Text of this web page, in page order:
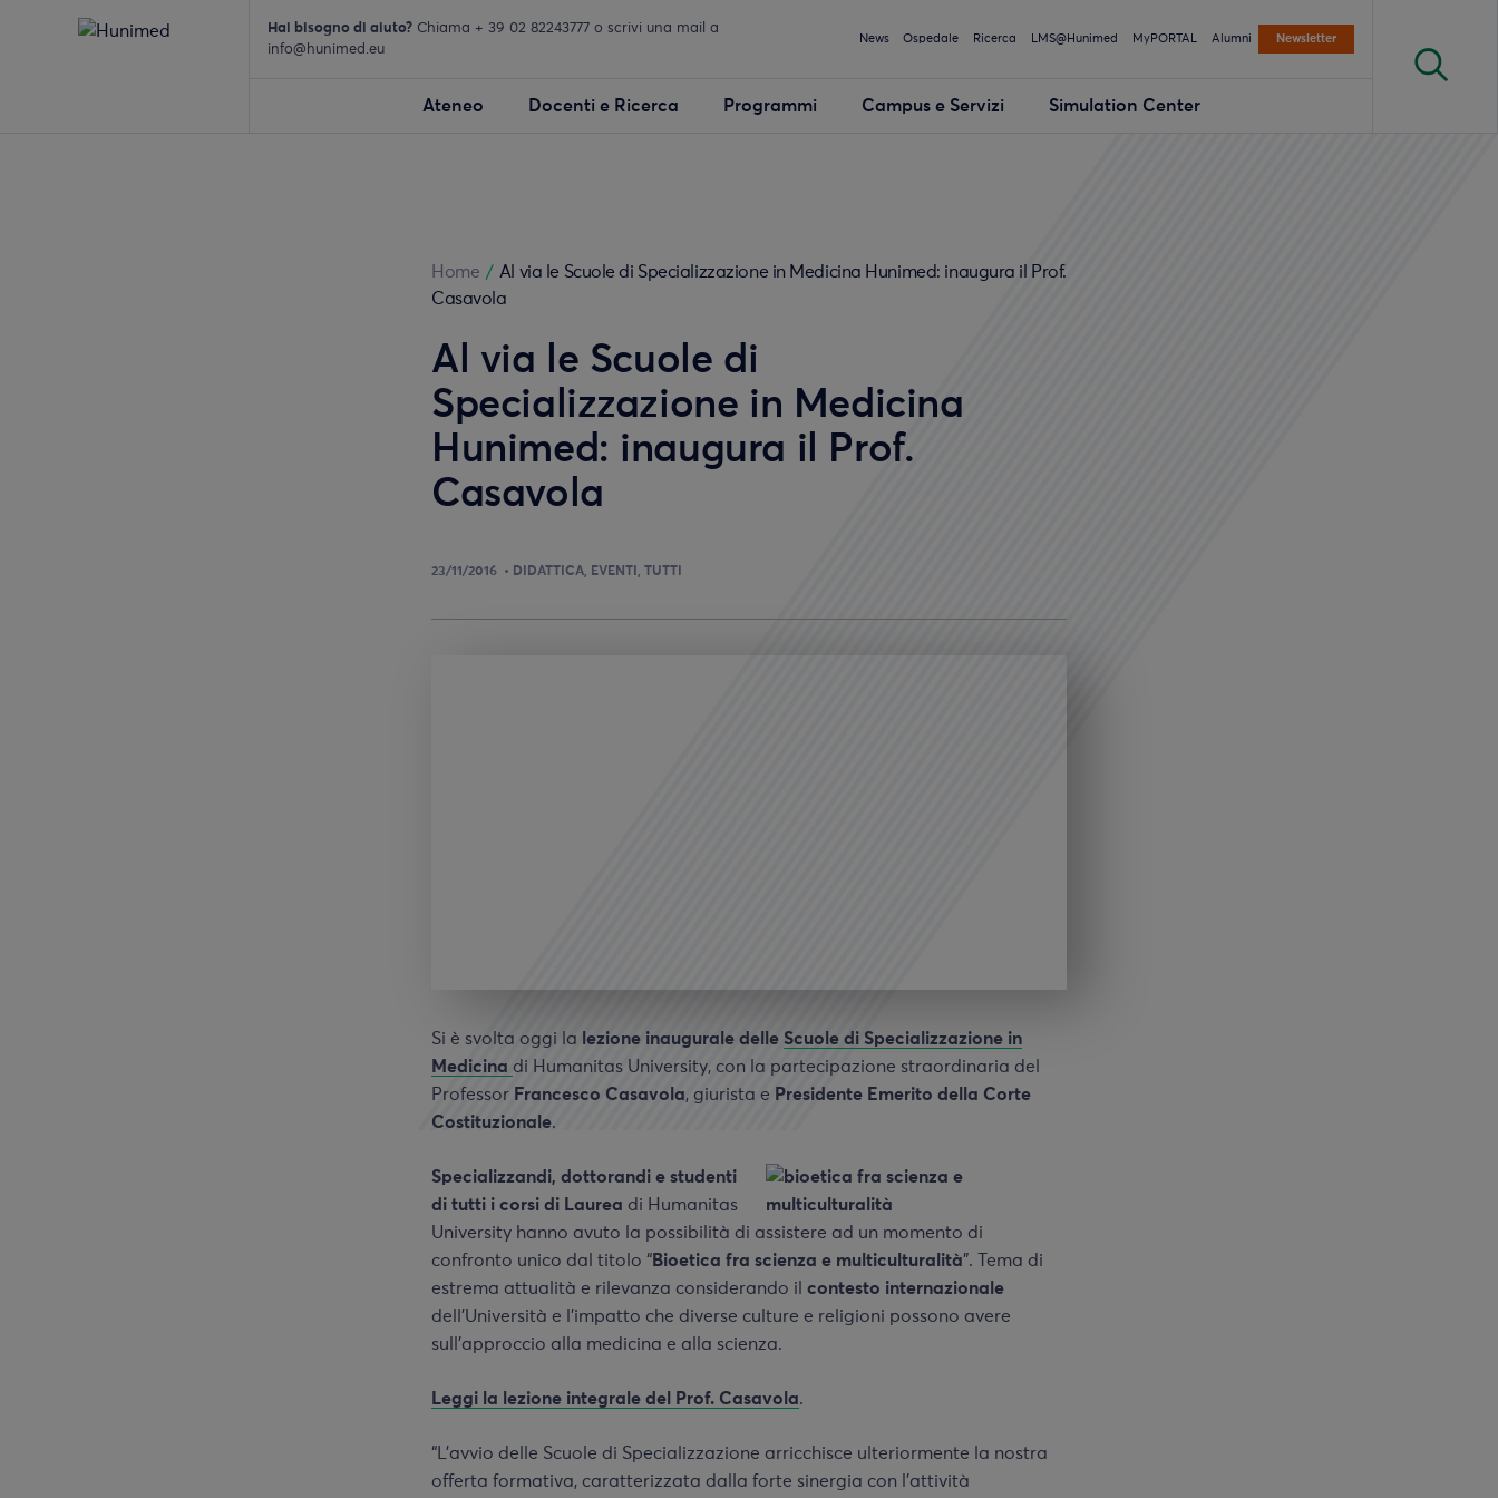
Hai bisogno di aiuto? Chiama + 39 02 82243777 o scrivi una mail a
info@hunimed.eu
News Ospedale Ricerca LMS@Hunimed MyPORTAL Alumni Newsletter
Ateneo Docenti e Ricerca Programmi Campus e Servizi Simulation Center
Home / Al via le Scuole di Specializzazione in Medicina Hunimed: inaugura il Prof.
Casavola
Al via le Scuole di
Specializzazione in Medicina
Hunimed: inaugura il Prof.
Casavola
23/11/2016 DIDATTICA EVENTI TUTTI
Si è svolta oggi la lezione inaugurale delle Scuole di Specializzazione in
Medicina di Humanitas University, con la partecipazione straordinaria del
Professor Francesco Casavola, giurista e Presidente Emerito della Corte
Costituzionale.
Specializzandi, dottorandi e studenti
di tutti i corsi di Laurea di Humanitas
University hanno avuto la possibilità di assistere ad un momento di
confronto unico dal titolo “Bioetica fra scienza e multiculturalità”. Tema di
estrema attualità e rilevanza considerando il contesto internazionale
dell’Università e l’impatto che diverse culture e religioni possono avere
sull’approccio alla medicina e alla scienza.
Leggi la lezione integrale del Prof. Casavola.
“L’avvio delle Scuole di Specializzazione arricchisce ulteriormente la nostra
offerta formativa, caratterizzata dalla forte sinergia con l’attività